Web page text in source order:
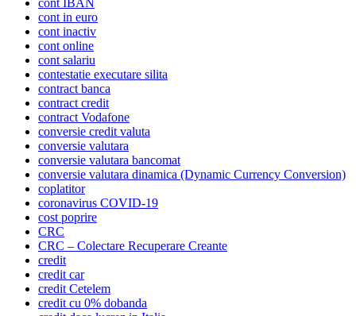
cont IBAN
cont in euro
cont inactiv
cont online
cont salariu
contestatie executare silita
contract banca
contract credit
contract Vodafone
conversie credit valuta
conversie valutara
conversie valutara bancomat
conversie valutara dinamica (Dynamic Currency Conversion)
coplatitor
coronavirus COVID-19
cost poprire
CRC
CRC – Colectare Recuperare Creante
credit
credit car
credit Cetelem
credit cu 0% dobanda